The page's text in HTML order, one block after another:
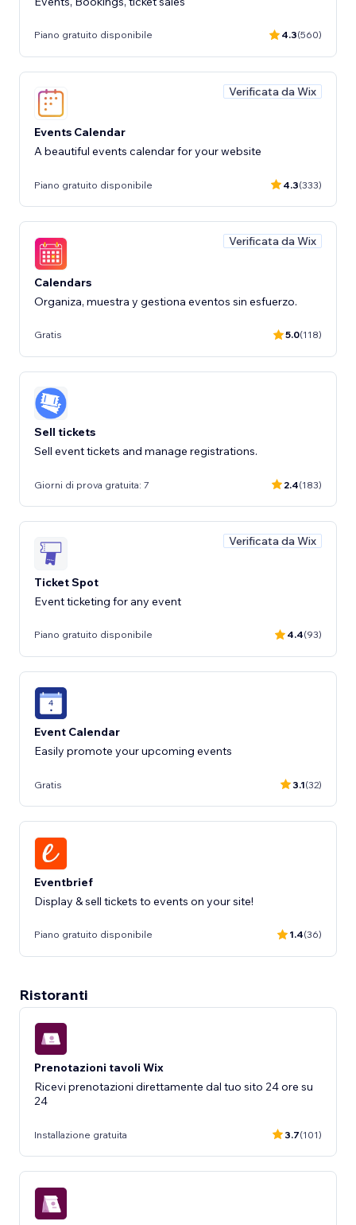
Piano gratuito disponibile 4.3(560)
Verificata da Wix
Events Calendar
A beautiful events calendar for your website
Piano gratuito disponibile 4.3(333)
Verificata da Wix
Calendars
Organiza, muestra y gestiona eventos sin esfuerzo.
Gratis 5.0(118)
Sell tickets
Sell event tickets and manage registrations.
Giorni di prova gratuita: 7 2.4(183)
Verificata da Wix
Ticket Spot
Event ticketing for any event
Piano gratuito disponibile 4.4(93)
Event Calendar
Easily promote your upcoming events
Gratis 3.1(32)
Eventbrief
Display & sell tickets to events on your site!
Piano gratuito disponibile 1.4(36)
Ristoranti
Prenotazioni tavoli Wix
Ricevi prenotazioni direttamente dal tuo sito 24 ore su
24
Installazione gratuita 3.7(101)